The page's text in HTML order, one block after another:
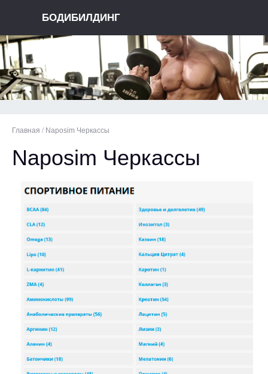
БОДИБИЛДИНГ
Главная / Naposim Черкассы
Naposim Черкассы